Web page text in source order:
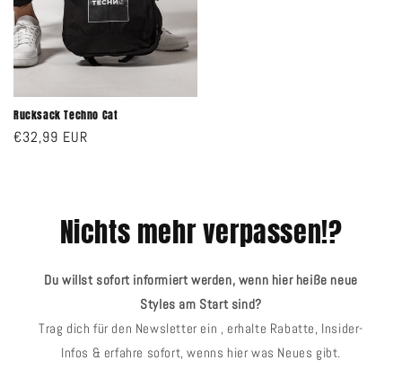
Rucksack Techno Cat
Normaler
€32,99 EUR
Nichts mehr verpassen!?
Du willst sofort informiert werden, wenn hier heiße neue
Styles am Start sind?
Trag dich für den Newsletter ein , erhalte Rabatte, Insider-
Infos & erfahre sofort, wenns hier was Neues gibt.